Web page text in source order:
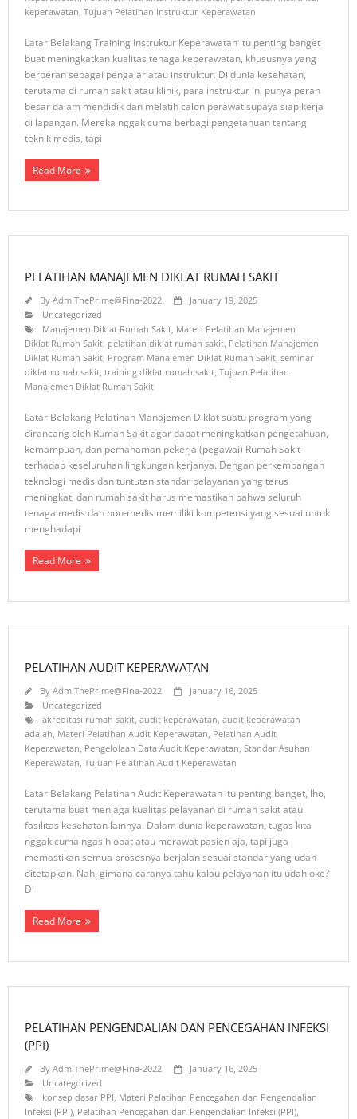
keperawatan, Tujuan Pelatihan Instruktur Keperawatan
Latar Belakang Training Instruktur Keperawatan itu penting banget
buat meningkatkan kualitas tenaga keperawatan, khususnya yang
berperan sebagai pengajar atau instruktur. Di dunia kesehatan,
terutama di rumah sakit atau klinik, para instruktur ini punya peran
besar dalam mendidik dan melatih calon perawat supaya siap kerja
di lapangan. Mereka nggak cuma berbagi pengetahuan tentang
teknik medis, tapi
Read More
PELATIHAN MANAJEMEN DIKLAT RUMAH SAKIT
By Adm.ThePrime@Fina-2022
January 19, 2025
Uncategorized
Manajemen Diklat Rumah Sakit, Materi Pelatihan Manajemen
Diklat Rumah Sakit, pelatihan diklat rumah sakit, Pelatihan Manajemen
Diklat Rumah Sakit, Program Manajemen Diklat Rumah Sakit, seminar
diklat rumah sakit, training diklat rumah sakit, Tujuan Pelatihan
Manajemen Diklat Rumah Sakit
Latar Belakang Pelatihan Manajemen Diklat suatu program yang
dirancang oleh Rumah Sakit agar dapat meningkatkan pengetahuan,
kemampuan, dan pemahaman pekerja (pegawai) Rumah Sakit
terhadap keseluruhan lingkungan kerjanya. Dengan perkembangan
teknologi medis dan tuntutan standar pelayanan yang terus
meningkat, dan rumah sakit harus memastikan bahwa seluruh
tenaga medis dan non-medis memiliki kompetensi yang sesuai untuk
menghadapi
Read More
PELATIHAN AUDIT KEPERAWATAN
By Adm.ThePrime@Fina-2022
January 16, 2025
Uncategorized
akreditasi rumah sakit, audit keperawatan, audit keperawatan
adalah, Materi Pelatihan Audit Keperawatan, Pelatihan Audit
Keperawatan, Pengelolaan Data Audit Keperawatan, Standar Asuhan
Keperawatan, Tujuan Pelatihan Audit Keperawatan
Latar Belakang Pelatihan Audit Keperawatan itu penting banget, lho,
terutama buat menjaga kualitas pelayanan di rumah sakit atau
fasilitas kesehatan lainnya. Dalam dunia keperawatan, tugas kita
nggak cuma ngasih obat atau merawat pasien aja, tapi juga
memastikan semua prosesnya berjalan sesuai standar yang udah
ditetapkan. Nah, gimana caranya tahu kalau pelayanan itu udah oke?
Di
Read More
PELATIHAN PENGENDALIAN DAN PENCEGAHAN INFEKSI
(PPI)
By Adm.ThePrime@Fina-2022
January 16, 2025
Uncategorized
konsep dasar PPI, Materi Pelatihan Pencegahan dan Pengendalian
Infeksi (PPI), Pelatihan Pencegahan dan Pengendalian Infeksi (PPI),